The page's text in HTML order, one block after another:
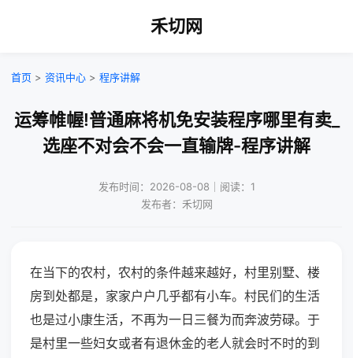
禾切网
首页 > 资讯中心 > 程序讲解
运筹帷幄!普通麻将机免安装程序哪里有卖_
选座不对会不会一直输牌-程序讲解
发布时间：2026-08-08｜阅读：1
发布者：禾切网
在当下的农村，农村的条件越来越好，村里别墅、楼
房到处都是，家家户户几乎都有小车。村民们的生活
也是过小康生活，不再为一日三餐为而奔波劳碌。于
是村里一些妇女或者有退休金的老人就会时不时的到